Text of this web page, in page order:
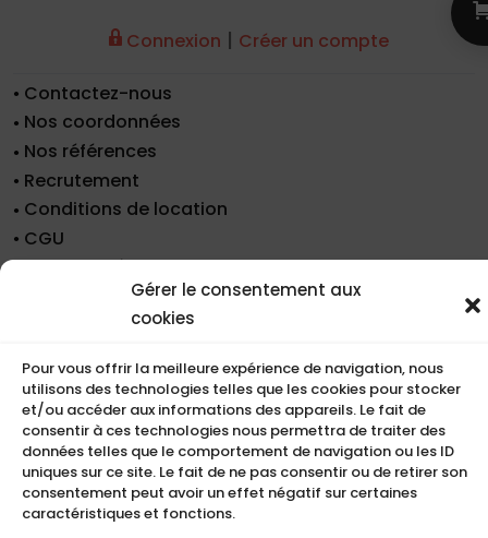
Gérer le consentement aux
cookies
Pour vous offrir la meilleure expérience de navigation, nous
utilisons des technologies telles que les cookies pour stocker
et/ou accéder aux informations des appareils. Le fait de
consentir à ces technologies nous permettra de traiter des
données telles que le comportement de navigation ou les ID
uniques sur ce site. Le fait de ne pas consentir ou de retirer son
consentement peut avoir un effet négatif sur certaines
caractéristiques et fonctions.
Connexion | Créer un compte
Contactez-nous
Nos coordonnées
Nos références
Recrutement
Conditions de location
CGU
Mentions légales
Politique de cookies (UE)
COMPACT
5, Rue Ambroise Croizat
95195 BP30523
Goussainville Cedex Val d’Oise France.
01 34 04 76 50